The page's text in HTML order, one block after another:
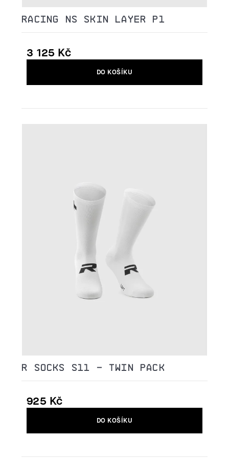
RACING NS SKIN LAYER P1
3 125 Kč
DO KOŠÍKU
R SOCKS S11 - TWIN PACK
925 Kč
DO KOŠÍKU